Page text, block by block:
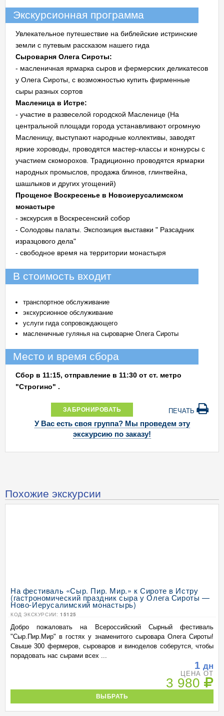
Экскурсионная программа
Увлекательное путешествие на библейские истринские
земли с путевым рассказом нашего гида
Сыроварня Олега Сироты:
- масленичная ярмарка сыров и фермерских деликатесов
у Олега Сироты, с возможностью купить фирменные
сыры разных сортов
Масленица в Истре:
- участие в развеселой городской Масленице (На
центральной площади города устанавливают огромную
Масленицу, выступают народные коллективы, заводят
яркие хороводы, проводятся мастер-классы и конкурсы с
участием скоморохов. Традиционно проводятся ярмарки
народных промыслов, продажа блинов, глинтвейна,
шашлыков и других угощений)
Прощеное Воскресенье в Новоиерусалимском
монастыре
- экскурсия в Воскресенский собор
- Солодовы палаты. Экспозиция выставки " Разсадник
изразцового дела"
- свободное время на территории монастыря
В стоимость входит
транспортное обслуживание
экскурсионное обслуживание
услуги гида сопровождающего
масленичные гулянья на сыроварне Олега Сироты
Место и время сбора
Сбор в 11:15, отправление в 11:30 от ст. метро
"Строгино" .
ЗАБРОНИРОВАТЬ ПЕЧАТЬ
У Вас есть своя группа? Мы проведем эту
экскурсию по заказу!
Похожие экскурсии
На фестиваль «Сыр. Пир. Мир.» к Сироте в Истру
(гастрономический праздник сыра у Олега Сироты —
Ново-Иерусалимский монастырь)
КОД ЭКСКУРСИИ: 15125
Добро пожаловать на Всероссийский Сырный фестиваль
"Сыр.Пир.Мир" в гостях у знаменитого сыровара Олега Сироты!
Свыше 300 фермеров, сыроваров и виноделов соберутся, чтобы
порадовать нас сырами всех ...
1 дн
ЦЕНА ОТ
3 980
ВЫБРАТЬ